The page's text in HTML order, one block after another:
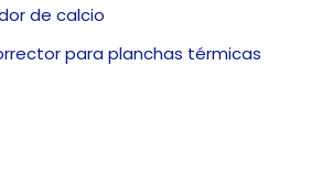
de calcio
para planchas térmicas